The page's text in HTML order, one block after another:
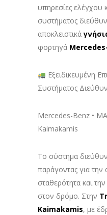
υπηρεσίες ελέγχου
συστήματος
αποκλειστικά
φορτηγά
Εξειδικευμένη
Συστήματος
Mercedes-Benz •
Kaimakamis
Το σύστημα
παράγοντας για την
σταθερότητα και
στον δρόμο. Στην
Kaimakamis, με